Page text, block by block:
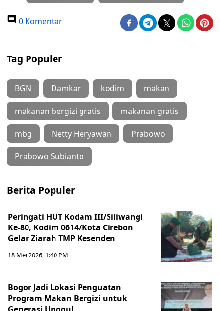
0 Komentar
Tag Populer
BGN Damkar kodim makan
makanan bergizi gratis makanan gratis
mbg Netty Heryawan Prabowo
Prabowo Subianto
Berita Populer
Peringati HUT Kodam III/Siliwangi
Ke-80, Kodim 0614/Kota Cirebon
Gelar Ziarah TMP Kesenden
18 Mei 2026, 1:40 PM
Bogor Jadi Lokasi Penguatan
Program Makan Bergizi untuk